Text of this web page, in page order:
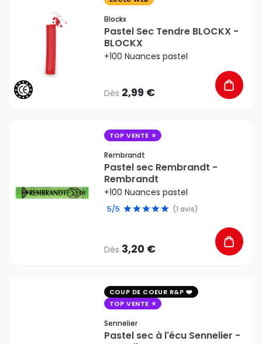
Blockx
Pastel Sec Tendre BLOCKX -
BLOCKX
+100 Nuances pastel
Dès 2,99 €
TOP VENTE
Rembrandt
Pastel sec Rembrandt -
Rembrandt
+100 Nuances pastel
5/5 (1 avis)
Dès 3,20 €
COUP DE COEUR R&P
TOP VENTE
Sennelier
Pastel sec à l'écu Sennelier -